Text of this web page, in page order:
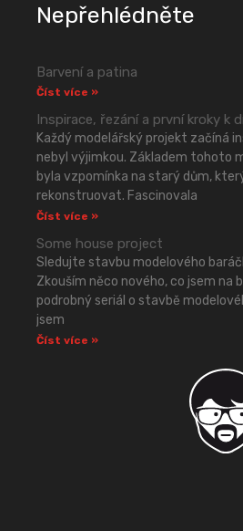
Nepřehlédněte
Barvení a patina
Číst více »
Inspirace, řezání a první kroky k
Každý modelářský projekt začíná
nebyl výjimkou. Základem tohoto
byla vzpomínka na starý dům,
rekonstruovat. Fascinovala
Číst více »
Some house project
Sledujte stavbu modelového
Zkouším něco nového, co jsem na
podrobný seriál o stavbě
jsem
Číst více »